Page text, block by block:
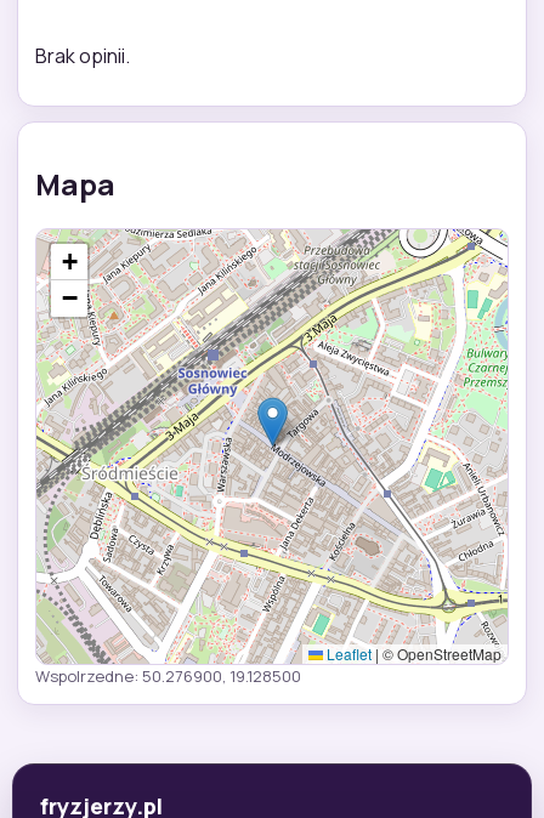
Brak opinii.
Mapa
+
−
Leaflet | © OpenStreetMap
Wspolrzedne: 50.276900, 19.128500
fryzjerzy.pl